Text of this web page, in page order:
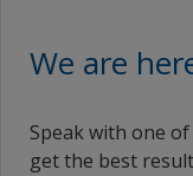
We are
Speak with one
get the best